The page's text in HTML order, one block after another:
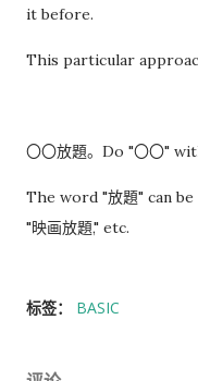
it before.
This particular
〇〇放題。Do "〇〇"
The word "放題" can be
"映画放題," etc.
标签： BASIC